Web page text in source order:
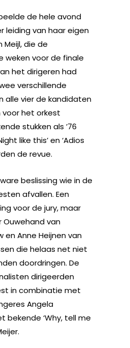
de hele avond
leiding van haar eigen
Meijl, die de
weken voor de finale
het dirigeren had
verschillende
alle vier de kandidaten
het orkest
stukken als ’76
like this’ en ‘Adios
de revue.
beslissing wie in de
afvallen. Een
voor de jury, maar
van
en Anne Heijnen van
die helaas net niet
doordringen. De
dirigeerden
in combinatie met
Angela
bekende ‘Why, tell me